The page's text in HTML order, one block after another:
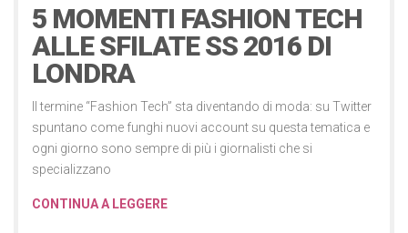
5 MOMENTI FASHION TECH
ALLE SFILATE SS 2016 DI
LONDRA
Il termine “Fashion Tech” sta diventando di moda: su Twitter
spuntano come funghi nuovi account su questa tematica e
ogni giorno sono sempre di più i giornalisti che si
specializzano
CONTINUA A LEGGERE